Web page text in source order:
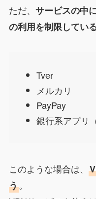
ただ、 サービスの中
の利用を制限してい
Tver
メルカリ
PayPay
銀行系アプリ
このような場合は、
う。